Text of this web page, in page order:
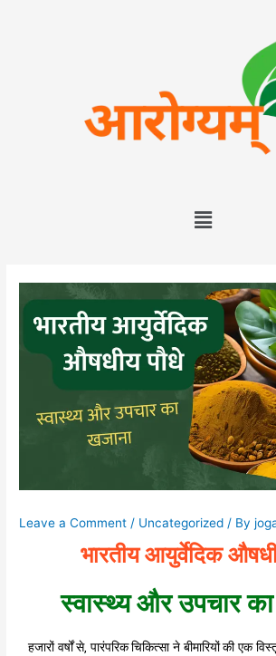
Leave a Comment / Uncategorized / By
भारतीय आयुर्वेदिक
स्वास्थ्य और उपचार
हजारों वर्षों से, पारंपरिक चिकित्सा ने बीमारियों की एक